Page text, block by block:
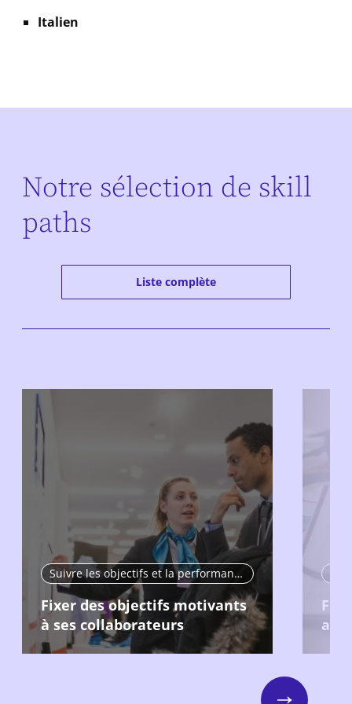
Italien
Notre sélection de skill
paths
Liste complète
Suivre les objectifs et la performance
Fixer des objectifs motivants
à ses collaborateurs